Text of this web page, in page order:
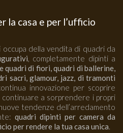
la casa e per l’ufficio
della vendita di quadri da
, completamente dipinti a
quadri di fiori, quadri di ballerine,
sacri, glamour, jazz, di tramonti
innovazione per scoprire
a sorprendere i propri
tendenze dell’arredamento
quadri dipinti per camera da
per rendere la tua casa unica.